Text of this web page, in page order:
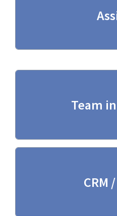
Team
CRM
CRM /